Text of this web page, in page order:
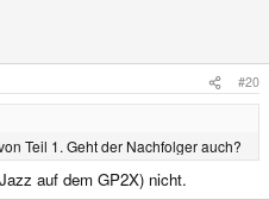
#20
Teil 1. Geht der Nachfolger auch?
auf dem GP2X) nicht.